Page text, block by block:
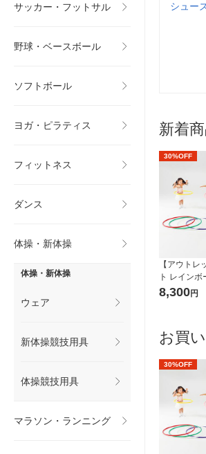
サッカー・フットサル
野球・ベースボール
ソフトボール
ヨガ・ピラティス
フィットネス
ダンス
体操・新体操
体操・新体操
ウェア
新体操競技用具
体操競技用具
マラソン・ランニング
シュー
新着
30%OFF
【アウトレ
ト レインボ
80cm 71431
8,300円
お買
30%OFF